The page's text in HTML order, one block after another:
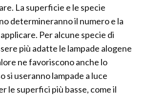
La superficie e le specie
determineranno il numero e la
Per alcune specie di
più adatte le lampade alogene
ne favoriscono anche lo
si useranno lampade a luce
le superfici più basse, come il